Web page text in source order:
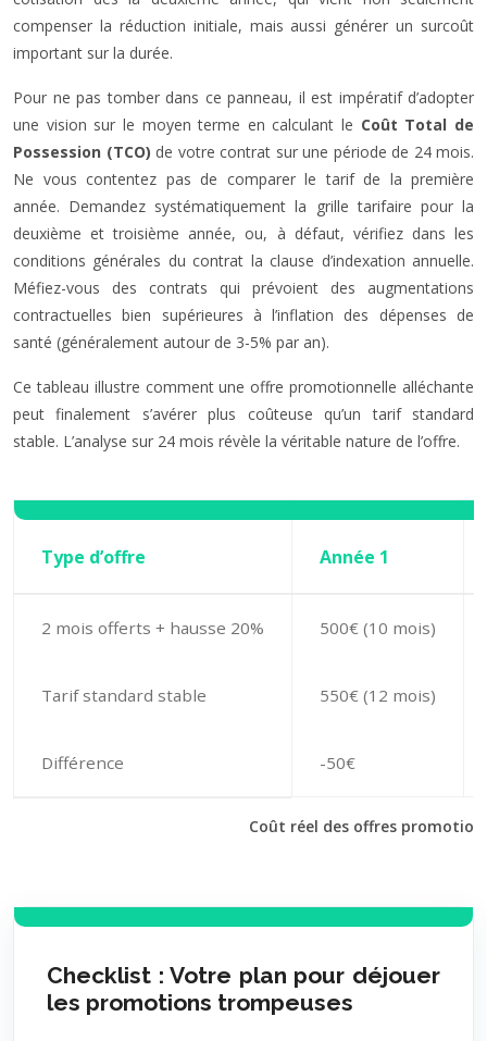
compenser la réduction initiale, mais aussi générer un surcoût
important sur la durée.
Pour ne pas tomber dans ce panneau, il est impératif d’adopter
une vision sur le moyen terme en calculant le Coût Total de
Possession (TCO) de votre contrat sur une période de 24 mois.
Ne vous contentez pas de comparer le tarif de la première
année. Demandez systématiquement la grille tarifaire pour la
deuxième et troisième année, ou, à défaut, vérifiez dans les
conditions générales du contrat la clause d’indexation annuelle.
Méfiez-vous des contrats qui prévoient des augmentations
contractuelles bien supérieures à l’inflation des dépenses de
santé (généralement autour de 3-5% par an).
Ce tableau illustre comment une offre promotionnelle alléchante
peut finalement s’avérer plus coûteuse qu’un tarif standard
stable. L’analyse sur 24 mois révèle la véritable nature de l’offre.
Coût réel des offres
Type d’offre Année 1
2 mois offerts + hausse 20% 500€ (10 mois)
Tarif standard stable 550€ (12 mois)
Différence -50€
Checklist : Votre plan pour déjouer
les promotions trompeuses